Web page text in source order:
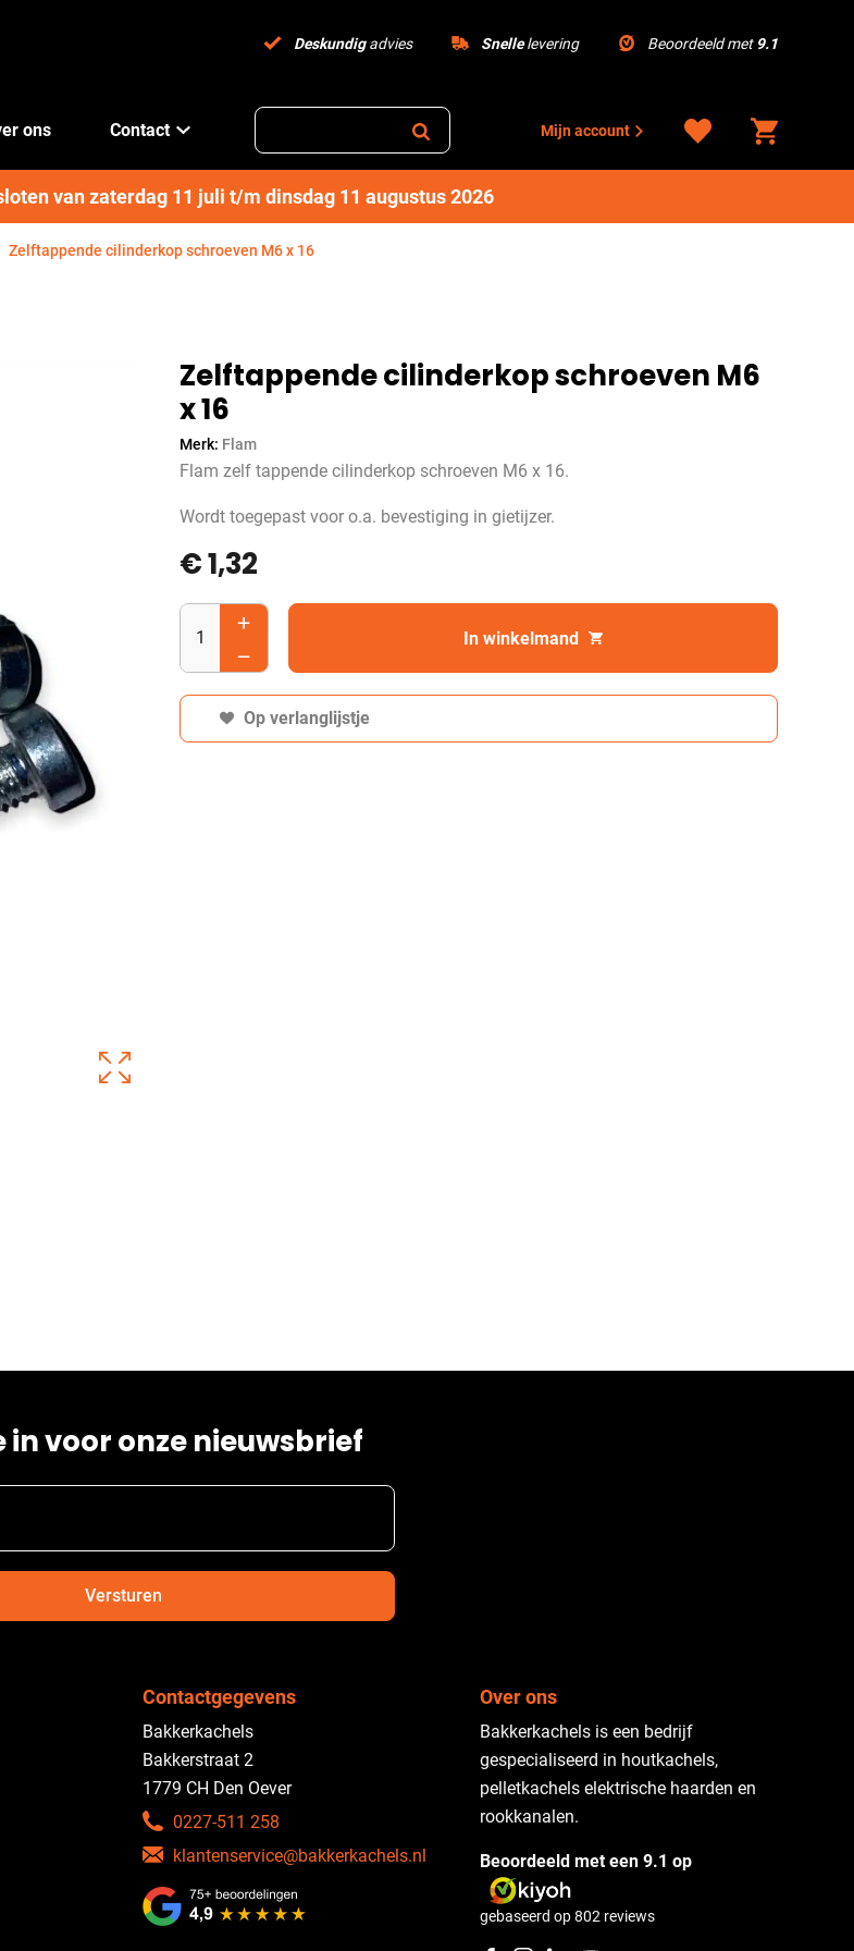
Deskundigadvies Snellelevering Beoordeeld met 9.1
ons Contact Mijn account
van zaterdag 11 juli t/m dinsdag 11 augustus 2026
Zelftappende cilinderkop schroeven M6 x 16
Zelftappende cilinderkop schroeven M6
x 16
Merk: Flam
Flam zelf tappende cilinderkop schroeven M6 x 16.
Wordt toegepast voor o.a. bevestiging in gietijzer.
€1,32
In winkelmand
Op verlanglijstje
in voor onze nieuwsbrief
Versturen
Contactgegevens
Bakkerkachels
Bakkerstraat 2
1779 CH Den Oever
0227-511 258
klantenservice@bakkerkachels.nl
Over ons
Bakkerkachels is een bedrijf
gespecialiseerd in houtkachels,
pelletkachels elektrische haarden en
rookkanalen.
Beoordeeld met een 9.1 op
gebaseerd op802 reviews